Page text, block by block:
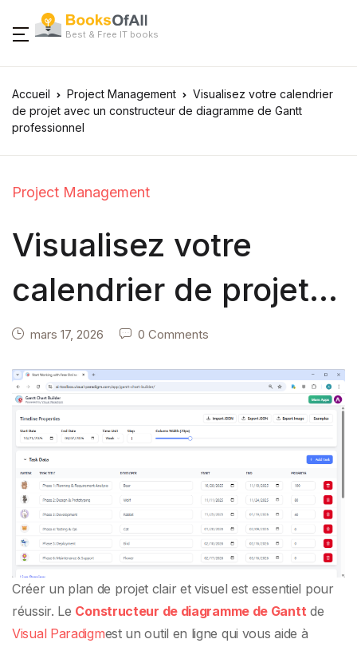
Best & Free IT books
Accueil Project Management
Visualisez votre calendrier
de projet avec un constructeur de diagramme de Gantt
professionnel
Project Management
Visualisez votre
calendrier de projet
avec un constructeur
de diagramme de
Gantt professionnel
mars 17, 2026 0 Comments
Créer un plan de projet clair et visuel est essentiel pour
réussir. Le Constructeur de diagramme de Gantt de
Visual Paradigmest un outil en ligne qui vous aide à